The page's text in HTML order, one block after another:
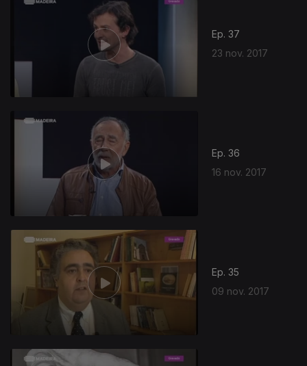
Ep. 37
23 nov. 2017
Ep. 36
16 nov. 2017
Ep. 35
09 nov. 2017